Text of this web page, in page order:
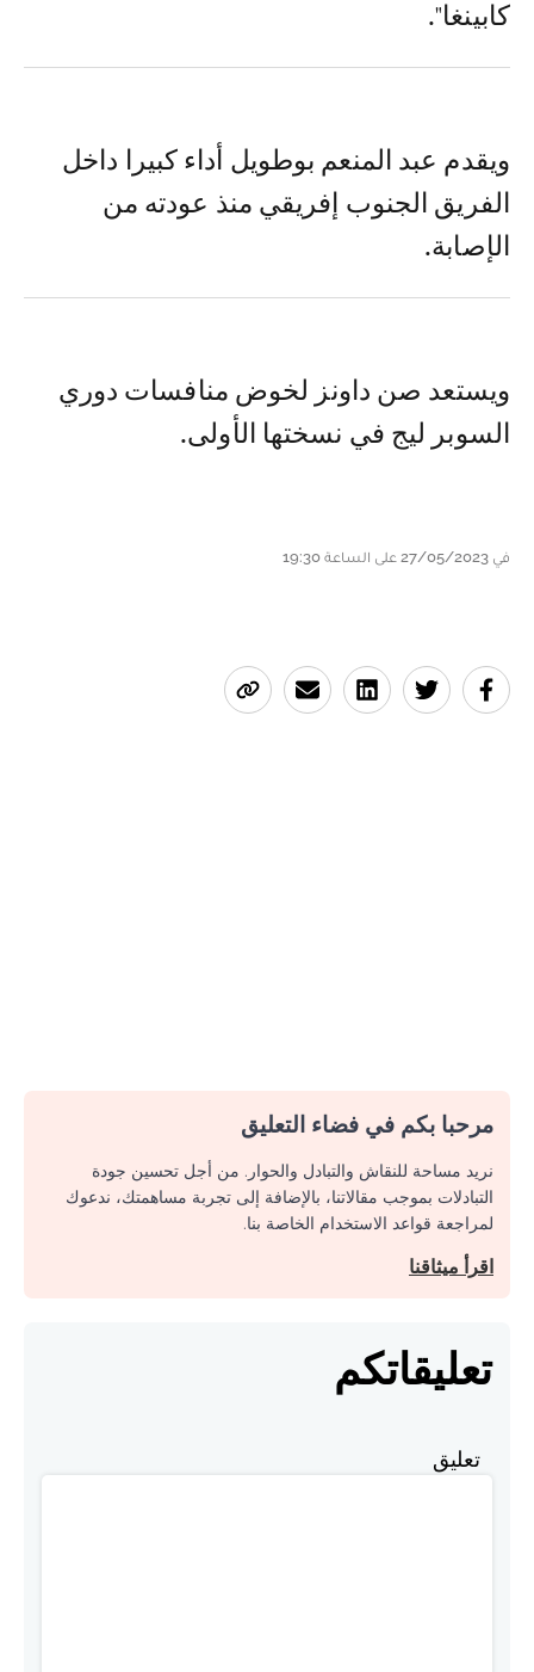
كابينغا".
ويقدم عبد المنعم بوطويل أداء كبيرا داخل
الفريق الجنوب إفريقي منذ عودته من
الإصابة.
ويستعد صن داونز لخوض منافسات دوري
السوبر ليج في نسختها الأولى.
في 27/05/2023 على الساعة 19:30
مرحبا بكم في فضاء التعليق
نريد مساحة للنقاش والتبادل والحوار. من أجل تحسين جودة
التبادلات بموجب مقالاتنا، بالإضافة إلى تجربة مساهمتك، ندعوك
لمراجعة قواعد الاستخدام الخاصة بنا.
اقرأ ميثاقنا
تعليقاتكم
تعليق